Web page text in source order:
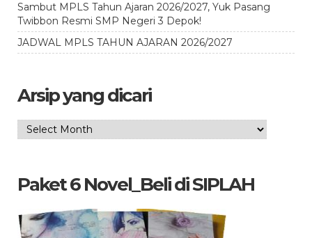
Sambut MPLS Tahun Ajaran 2026/2027, Yuk Pasang
Twibbon Resmi SMP Negeri 3 Depok!
JADWAL MPLS TAHUN AJARAN 2026/2027
Arsip yang dicari
Arsip
Paket 6 Novel_Beli di SIPLAH